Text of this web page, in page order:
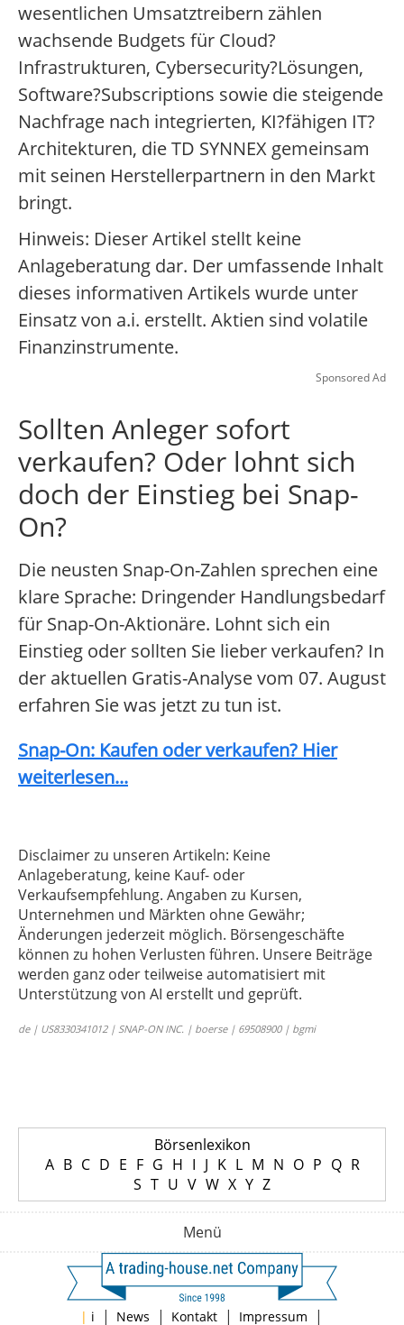
wesentlichen Umsatztreibern zählen
wachsende Budgets für Cloud?
Infrastrukturen, Cybersecurity?Lösungen,
Software?Subscriptions sowie die steigende
Nachfrage nach integrierten, KI?fähigen IT?
Architekturen, die TD SYNNEX gemeinsam
mit seinen Herstellerpartnern in den Markt
bringt.
Hinweis: Dieser Artikel stellt keine
Anlageberatung dar. Der umfassende Inhalt
dieses informativen Artikels wurde unter
Einsatz von a.i. erstellt. Aktien sind volatile
Finanzinstrumente.
Sponsored Ad
Sollten Anleger sofort
verkaufen? Oder lohnt sich
doch der Einstieg bei Snap-
On?
Die neusten Snap-On-Zahlen sprechen eine
klare Sprache: Dringender Handlungsbedarf
für Snap-On-Aktionäre. Lohnt sich ein
Einstieg oder sollten Sie lieber verkaufen? In
der aktuellen Gratis-Analyse vom 07. August
erfahren Sie was jetzt zu tun ist.
Snap-On: Kaufen oder verkaufen? Hier
weiterlesen...
Disclaimer zu unseren Artikeln: Keine
Anlageberatung, keine Kauf- oder
Verkaufsempfehlung. Angaben zu Kursen,
Unternehmen und Märkten ohne Gewähr;
Änderungen jederzeit möglich. Börsengeschäfte
können zu hohen Verlusten führen. Unsere Beiträge
werden ganz oder teilweise automatisiert mit
Unterstützung von AI erstellt und geprüft.
de | US8330341012 | SNAP-ON INC. | boerse | 69508900 | bgmi
Börsenlexikon
A B C D E F G H I J K L M N O P Q R
S T U V W X Y Z
Menü
| i | News | Kontakt | Impressum |